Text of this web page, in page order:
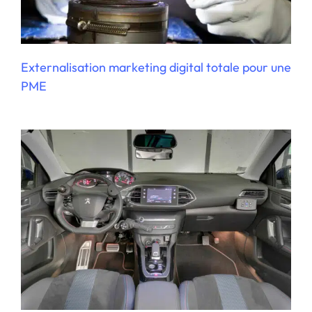
Externalisation marketing digital totale pour une
PME
Stratégie digitale pour le développement
commercial